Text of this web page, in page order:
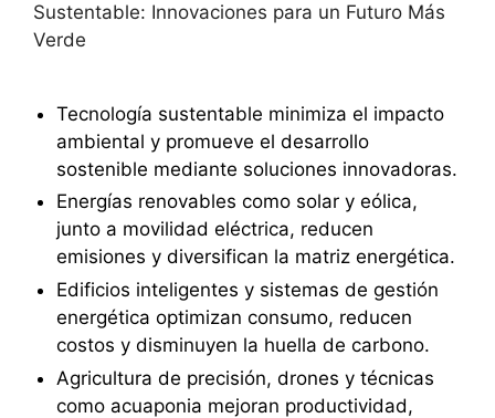
Sustentable: Innovaciones para un Futuro Más
Verde
Tecnología sustentable minimiza el impacto
ambiental y promueve el desarrollo
sostenible mediante soluciones innovadoras.
Energías renovables como solar y eólica,
junto a movilidad eléctrica, reducen
emisiones y diversifican la matriz energética.
Edificios inteligentes y sistemas de gestión
energética optimizan consumo, reducen
costos y disminuyen la huella de carbono.
Agricultura de precisión, drones y técnicas
como acuaponia mejoran productividad,